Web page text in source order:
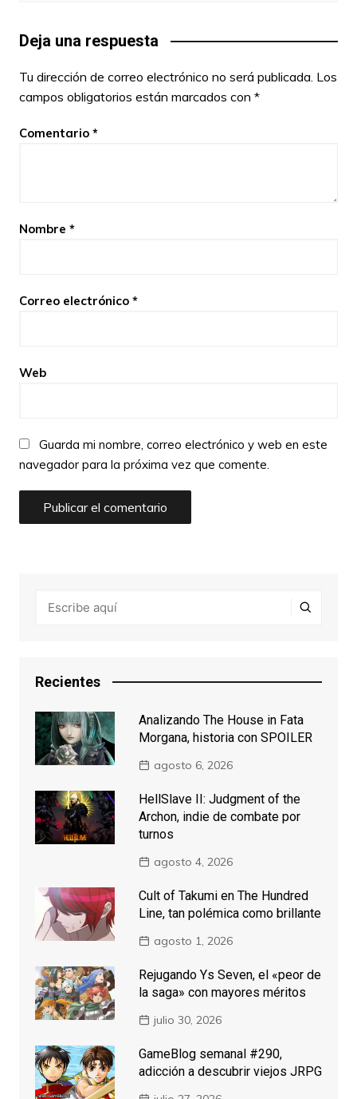
Deja una respuesta
Tu dirección de correo electrónico no será publicada. Los
campos obligatorios están marcados con *
Comentario *
Nombre *
Correo electrónico *
Web
Guarda mi nombre, correo electrónico y web en este
navegador para la próxima vez que comente.
Recientes
Analizando The House in Fata
Morgana, historia con SPOILER
agosto 6, 2026
HellSlave II: Judgment of the
Archon, indie de combate por
turnos
agosto 4, 2026
Cult of Takumi en The Hundred
Line, tan polémica como brillante
agosto 1, 2026
Rejugando Ys Seven, el «peor de
la saga» con mayores méritos
julio 30, 2026
GameBlog semanal #290,
adicción a descubrir viejos JRPG